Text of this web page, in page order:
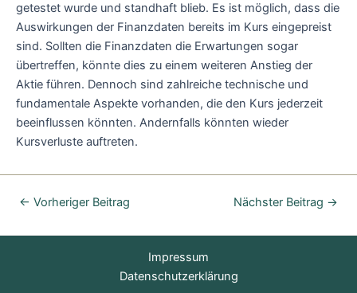
getestet wurde und standhaft blieb. Es ist möglich, dass die
Auswirkungen der Finanzdaten bereits im Kurs eingepreist
sind. Sollten die Finanzdaten die Erwartungen sogar
übertreffen, könnte dies zu einem weiteren Anstieg der
Aktie führen. Dennoch sind zahlreiche technische und
fundamentale Aspekte vorhanden, die den Kurs jederzeit
beeinflussen könnten. Andernfalls könnten wieder
Kursverluste auftreten.
← Vorheriger Beitrag Nächster Beitrag →
Impressum
Datenschutzerklärung